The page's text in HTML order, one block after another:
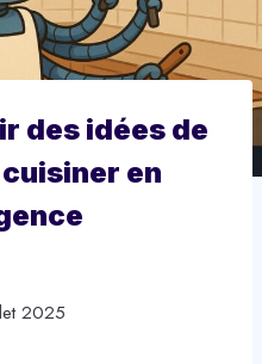
des idées de
en
2025